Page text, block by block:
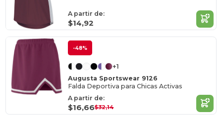
A partir de:
$14,92
-48%
+1
Augusta Sportswear 9126
Falda Deportiva para Chicas Activas
A partir de:
$16,66$32,14